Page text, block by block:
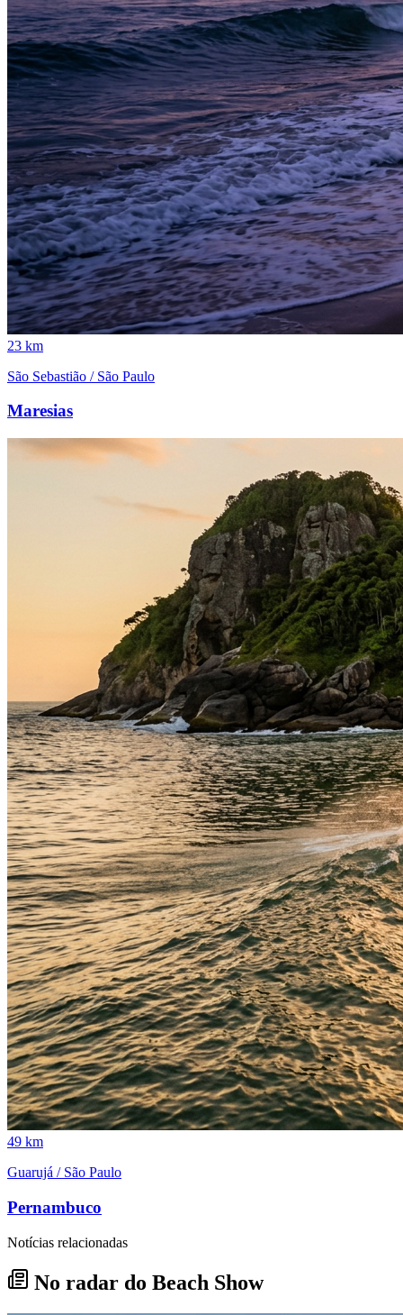
23 km
São Sebastião / São Paulo
Maresias
49 km
Guarujá / São Paulo
Pernambuco
Notícias relacionadas
No radar do Beach Show